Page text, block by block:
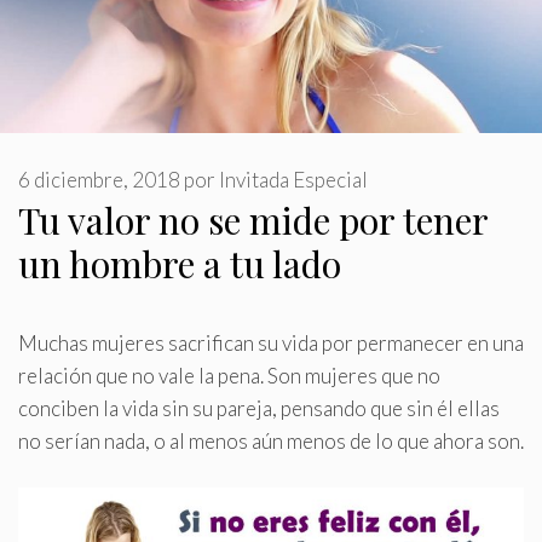
Tu valor no se mide por tener
un hombre a tu lado
6 diciembre, 2018 por Invitada Especial
Muchas mujeres sacrifican su vida por permanecer en una
relación que no vale la pena.Son mujeres que no
conciben la vida sin su pareja, pensando que sin él ellas
no serían nada, o al menos aún menos de lo que ahora son.